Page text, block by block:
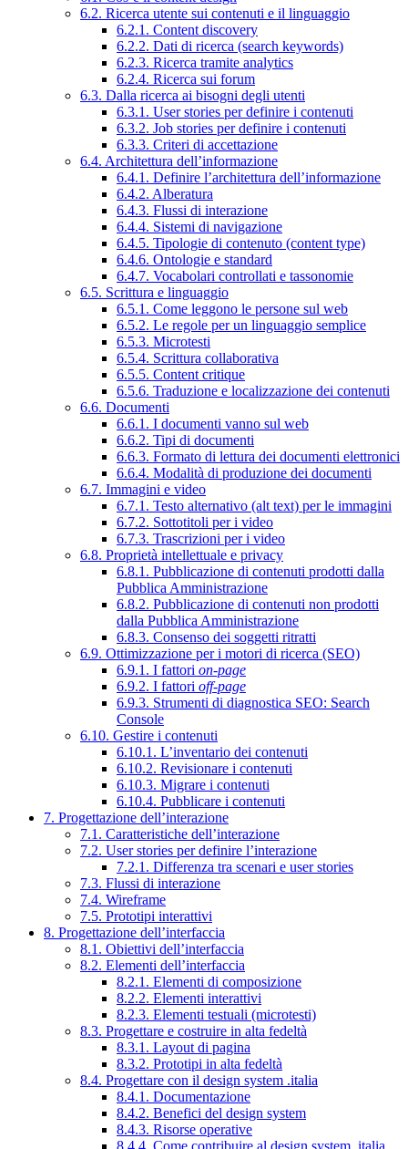
6.2. Ricerca utente sui contenuti e il linguaggio
6.2.1. Content discovery
6.2.2. Dati di ricerca (search keywords)
6.2.3. Ricerca tramite analytics
6.2.4. Ricerca sui forum
6.3. Dalla ricerca ai bisogni degli utenti
6.3.1. User stories per definire i contenuti
6.3.2. Job stories per definire i contenuti
6.3.3. Criteri di accettazione
6.4. Architettura dell’informazione
6.4.1. Definire l’architettura dell’informazione
6.4.2. Alberatura
6.4.3. Flussi di interazione
6.4.4. Sistemi di navigazione
6.4.5. Tipologie di contenuto (content type)
6.4.6. Ontologie e standard
6.4.7. Vocabolari controllati e tassonomie
6.5. Scrittura e linguaggio
6.5.1. Come leggono le persone sul web
6.5.2. Le regole per un linguaggio semplice
6.5.3. Microtesti
6.5.4. Scrittura collaborativa
6.5.5. Content critique
6.5.6. Traduzione e localizzazione dei contenuti
6.6. Documenti
6.6.1. I documenti vanno sul web
6.6.2. Tipi di documenti
6.6.3. Formato di lettura dei documenti elettronici
6.6.4. Modalità di produzione dei documenti
6.7. Immagini e video
6.7.1. Testo alternativo (alt text) per le immagini
6.7.2. Sottotitoli per i video
6.7.3. Trascrizioni per i video
6.8. Proprietà intellettuale e privacy
6.8.1. Pubblicazione di contenuti prodotti dalla
Pubblica Amministrazione
6.8.2. Pubblicazione di contenuti non prodotti
dalla Pubblica Amministrazione
6.8.3. Consenso dei soggetti ritratti
6.9. Ottimizzazione per i motori di ricerca (SEO)
6.9.1. I fattori on-page
6.9.2. I fattori off-page
6.9.3. Strumenti di diagnostica SEO: Search
Console
6.10. Gestire i contenuti
6.10.1. L’inventario dei contenuti
6.10.2. Revisionare i contenuti
6.10.3. Migrare i contenuti
6.10.4. Pubblicare i contenuti
7. Progettazione dell’interazione
7.1. Caratteristiche dell’interazione
7.2. User stories per definire l’interazione
7.2.1. Differenza tra scenari e user stories
7.3. Flussi di interazione
7.4. Wireframe
7.5. Prototipi interattivi
8. Progettazione dell’interfaccia
8.1. Obiettivi dell’interfaccia
8.2. Elementi dell’interfaccia
8.2.1. Elementi di composizione
8.2.2. Elementi interattivi
8.2.3. Elementi testuali (microtesti)
8.3. Progettare e costruire in alta fedeltà
8.3.1. Layout di pagina
8.3.2. Prototipi in alta fedeltà
8.4. Progettare con il design system .italia
8.4.1. Documentazione
8.4.2. Benefici del design system
8.4.3. Risorse operative
8.4.4. Come contribuire al design system .italia